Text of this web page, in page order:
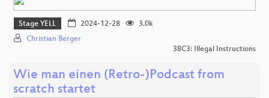
Stage YELL 2024-12-28
3.0k
Christian Berger
38C3: Illegal Instructions
Wie man einen (Retro-)Podcast from
scratch startet